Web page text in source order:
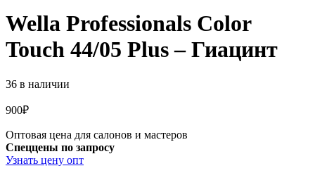
Wella Professionals Color
Touch 44/05 Plus – Гиацинт
36 в наличии
900₽
Оптовая цена для салонов и мастеров
Спеццены по запросу
Узнать цену опт